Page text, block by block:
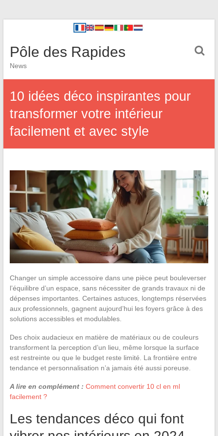
Pôle des Rapides
News
10 idées déco inspirantes pour
transformer votre intérieur
facilement et avec style
Changer un simple accessoire dans une pièce peut bouleverser
l’équilibre d’un espace, sans nécessiter de grands travaux ni de
dépenses importantes. Certaines astuces, longtemps réservées
aux professionnels, gagnent aujourd’hui les foyers grâce à des
solutions accessibles et modulables.
Des choix audacieux en matière de matériaux ou de couleurs
transforment la perception d’un lieu, même lorsque la surface
est restreinte ou que le budget reste limité. La frontière entre
tendance et personnalisation n’a jamais été aussi poreuse.
A lire en complément : Comment convertir 10 cl en ml
facilement ?
Les tendances déco qui font